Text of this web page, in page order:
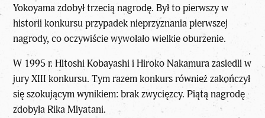
Yokoyama zdobył trzecią nagrodę. Był to pierwszy w
historii konkursu przypadek nieprzyznania pierwszej
nagrody, co oczywiście wywołało wielkie oburzenie.
W 1995 r. Hitoshi Kobayashi i Hiroko Nakamura zasiedli w
jury XIII konkursu. Tym razem konkurs również zakończył
się szokującym wynikiem: brak zwycięzcy. Piątą nagrodę
zdobyła Rika Miyatani.